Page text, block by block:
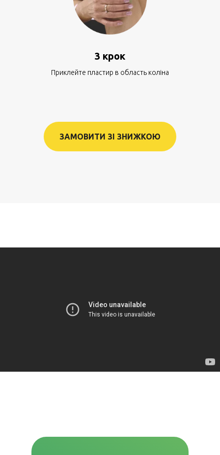
3 крок
Приклейте пластир в область коліна
ЗАМОВИТИ ЗІ ЗНИЖКОЮ